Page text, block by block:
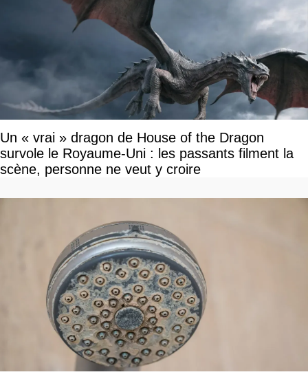
Un « vrai » dragon de House of the Dragon
survole le Royaume-Uni : les passants filment la
scène, personne ne veut y croire